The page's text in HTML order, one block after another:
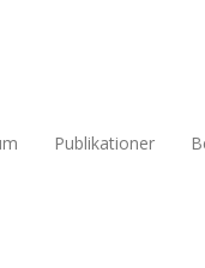
Publikationer